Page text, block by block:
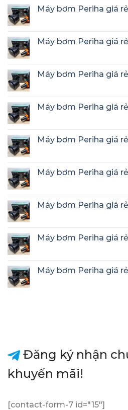
Máy bơm Periha giá
Máy bơm Periha giá
Máy bơm Periha giá
Máy bơm Periha giá
Máy bơm Periha giá
Máy bơm Periha giá
Máy bơm Periha giá
Máy bơm Periha giá
Máy bơm Periha giá
Đăng ký nhận
khuyến mãi!
[contact-form-7 id="15"]